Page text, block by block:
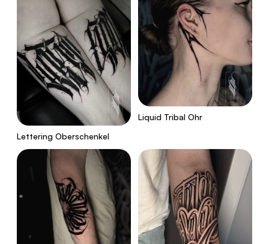
Lettering Oberschenkel
Liquid Tribal Ohr